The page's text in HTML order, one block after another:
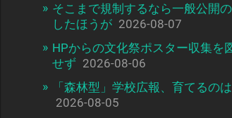
そこまで規制するなら一般公開
したほうが 2026-08-07
HPからの文化祭ポスター収集を
せず 2026-08-06
「森林型」学校広報、育てるの
2026-08-05